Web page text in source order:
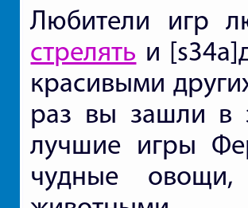
Любители игр
стрелять и
красивыми
раз вы зашли в
лучшие игры
чудные